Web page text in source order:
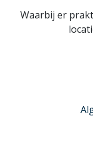
Waarbij er